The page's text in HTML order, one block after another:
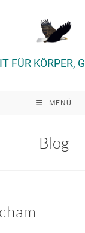
FÜR KÖRPER,
MENÜ
Blog